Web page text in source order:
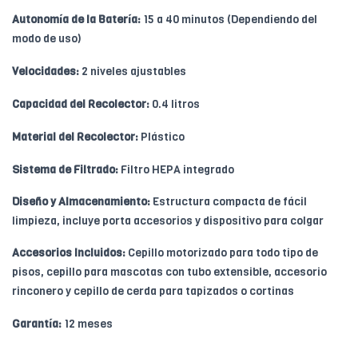
Autonomía de la Batería: 15 a 40 minutos (Dependiendo del
modo de uso)
Velocidades: 2 niveles ajustables
Capacidad del Recolector: 0.4 litros
Material del Recolector: Plástico
Sistema de Filtrado: Filtro HEPA integrado
Diseño y Almacenamiento: Estructura compacta de fácil
limpieza, incluye porta accesorios y dispositivo para colgar
Accesorios Incluidos: Cepillo motorizado para todo tipo de
pisos, cepillo para mascotas con tubo extensible, accesorio
rinconero y cepillo de cerda para tapizados o cortinas
Garantía: 12 meses